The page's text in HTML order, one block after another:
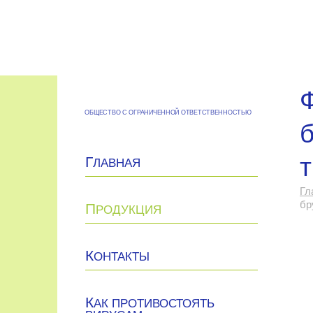
ОБЩЕСТВО С ОГРАНИЧЕННОЙ ОТВЕТСТВЕННОСТЬЮ
ГЛАВНАЯ
ПРОДУКЦИЯ
КОНТАКТЫ
КАК ПРОТИВОСТОЯТЬ